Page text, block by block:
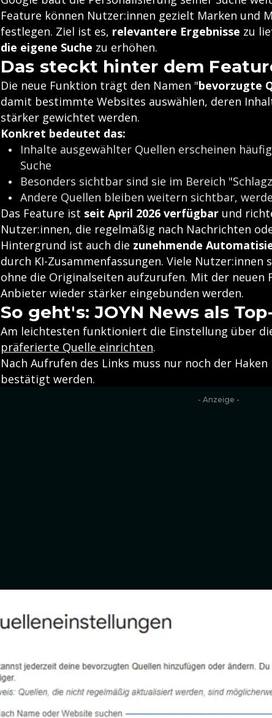
Feature können Nutzer:innen gezielt Marken und
festlegen. Ziel ist es, relevantere Ergebnisse zu
die eigene Suche zu erhöhen.
Das steckt hinter dem
Die neue Funktion trägt den Namen "bevorzugte
damit bestimmte Websites auswählen, deren
stärker gewichtet werden.
Konkret bedeutet das:
Inhalte ausgewählter Quellen erscheinen
Suche
Besonders sichtbar sind sie im Bereich
Andere Quellen bleiben weitern sichtbar,
Das Feature ist seit April 2026 verfügbar und
Nutzer:innen, die regelmäßig nach Nachrichten
Hintergrund ist auch die zunehmende
durch KI-Zusammenfassungen. Viele Nutzer:innen
ohne die Originalseiten aufzurufen. Mit der neuen
Anbieter wieder stärker eingebunden werden.
So geht's: JOYN News als
Am leichtesten funktioniert die Einstellung über
präferierte Quelle einrichten.
Nach Aufrufen des Links muss nur noch der
bestätigt werden.
- Anzeige -